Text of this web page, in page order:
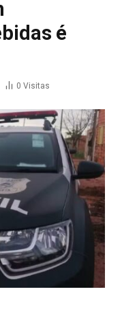
é
0 Visitas